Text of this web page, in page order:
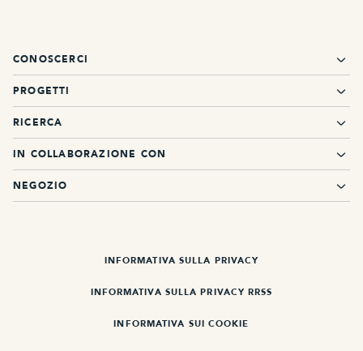
CONOSCERCI
PROGETTI
RICERCA
IN COLLABORAZIONE CON
NEGOZIO
INFORMATIVA SULLA PRIVACY
INFORMATIVA SULLA PRIVACY RRSS
INFORMATIVA SUI COOKIE